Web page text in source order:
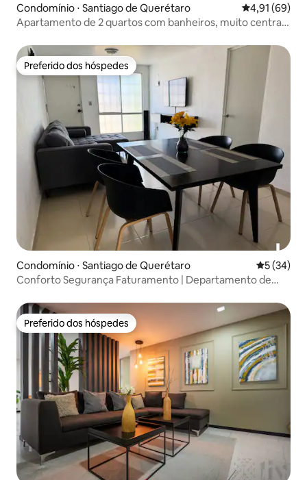
Condomínio ⋅ Santiago de Querétaro 4,91 de uma
4,91 (69)
Apartamento de 2 quartos com banheiros, muito central.
Preferido dos hóspedes
Preferido dos hóspedes
Condomínio ⋅ Santiago de Querétaro 5 de uma
5 (34)
Conforto Segurança Faturamento | Departamento de
Preferido dos hóspedes
Preferido dos hóspedes